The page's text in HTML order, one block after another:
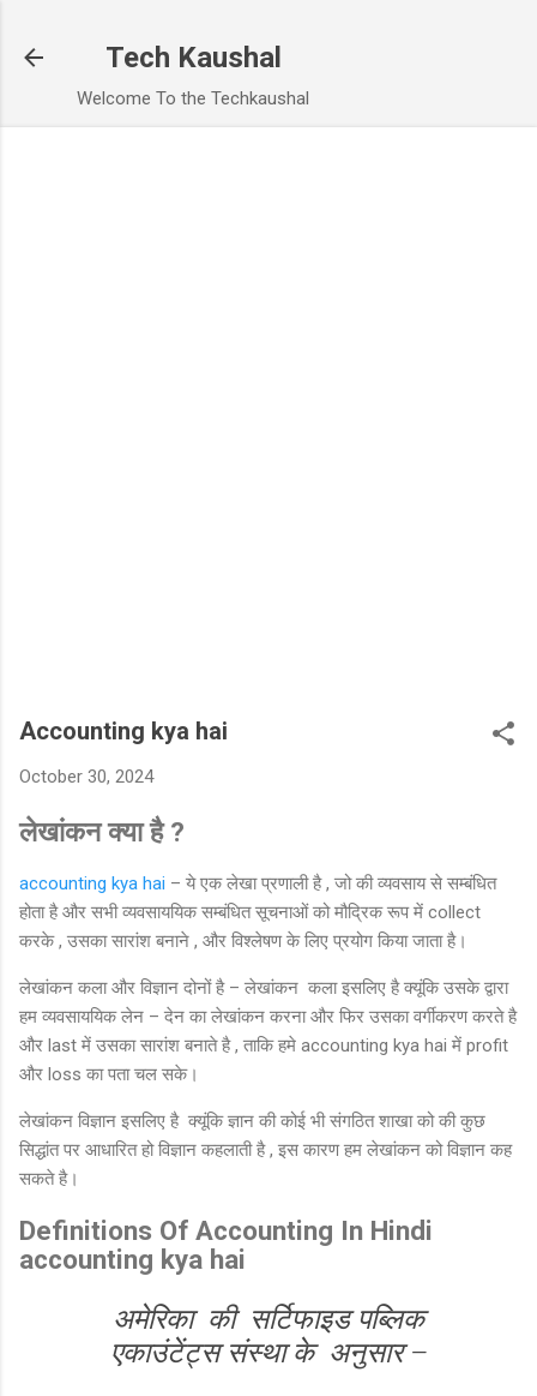
Tech Kaushal
Welcome To the Techkaushal
Accounting kya hai
October 30, 2024
लेखांकन क्या है ?
accounting kya hai – ये एक लेखा प्रणाली है , जो की व्यवसाय से सम्बंधित
होता है और सभी व्यवसाययिक सम्बंधित सूचनाओं को मौद्रिक रूप में collect
करके , उसका सारांश बनाने , और विश्लेषण के लिए प्रयोग किया जाता है।
लेखांकन कला और विज्ञान दोनों है – लेखांकन कला इसलिए है क्यूंकि उसके द्वारा
हम व्यवसाययिक लेन – देन का लेखांकन करना और फिर उसका वर्गीकरण करते है
और last में उसका सारांश बनाते है , ताकि हमे accounting kya hai में profit
और loss का पता चल सके।
लेखांकन विज्ञान इसलिए है क्यूंकि ज्ञान की कोई भी संगठित शाखा को की कुछ
सिद्धांत पर आधारित हो विज्ञान कहलाती है , इस कारण हम लेखांकन को विज्ञान कह
सकते है।
Definitions Of Accounting In Hindi
accounting kya hai
अमेरिका की सर्टिफाइड पब्लिक
एकाउंटेंट्स संस्था के अनुसार –